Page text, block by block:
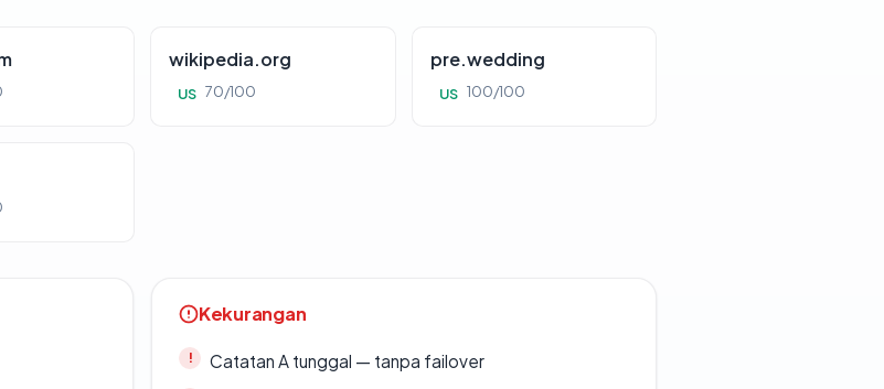
wikipedia.org
US 70/100
pre.wedding
US 100/100
Kekurangan
Catatan A tunggal — tanpa failover